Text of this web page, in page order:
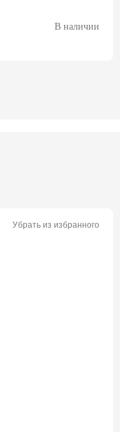
В наличии
Убрать из избранного